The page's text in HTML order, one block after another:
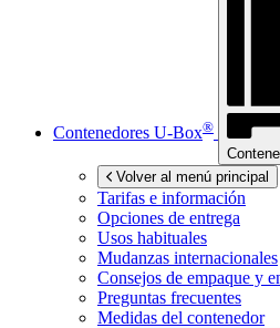
Contenedores U-Box®
Volver al menú principal
Tarifas e información
Opciones de entrega
Usos habituales
Mudanzas internacionales
Consejos de empaque y
Preguntas frecuentes
Medidas del contenedor